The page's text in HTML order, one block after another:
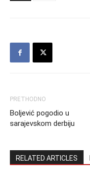
PRETHODNO
Boljević pogodio u
sarajevskom derbiju
RELATED ARTICLES